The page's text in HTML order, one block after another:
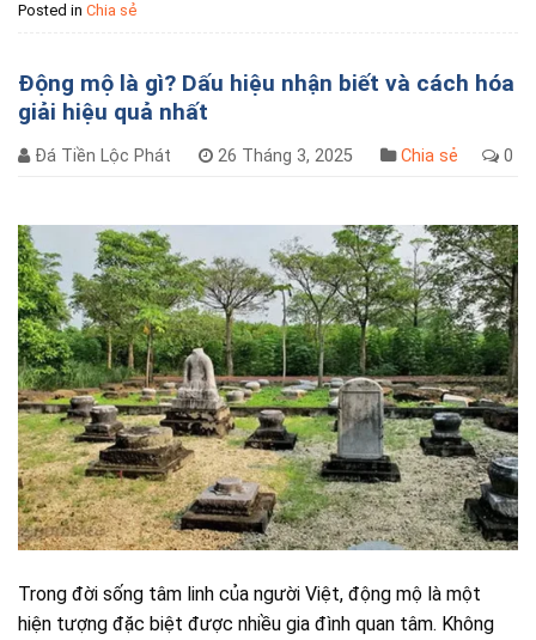
Posted in Chia sẻ
Động mộ là gì? Dấu hiệu nhận biết và cách hóa
giải hiệu quả nhất
Đá Tiền Lộc Phát 26 Tháng 3, 2025 Chia sẻ 0
Trong đời sống tâm linh của người Việt, động mộ là một
hiện tượng đặc biệt được nhiều gia đình quan tâm. Không